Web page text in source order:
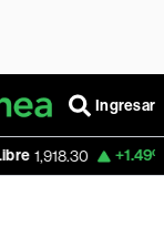
Ingresar
+1.49% Banco de